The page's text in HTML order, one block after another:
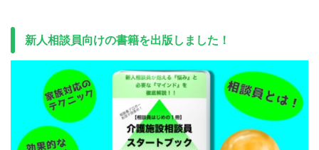
新人相談員向けの書籍を出版しました！